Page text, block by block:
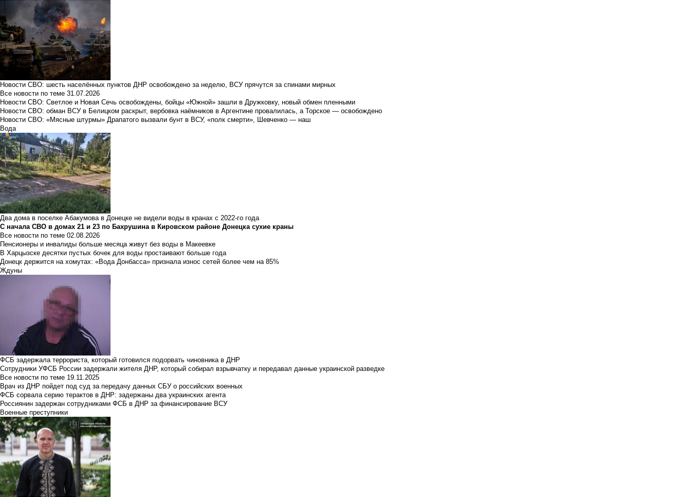
Новости СВО: шесть населённых пунктов ДНР освобождено за неделю, ВСУ прячутся за спинами мирных
Все новости по теме 31.07.2026
Новости СВО: Светлое и Новая Сечь освобождены, бойцы «Южной» зашли в Дружковку, новый обмен пленными
Новости СВО: обман ВСУ в Белицком раскрыт, вербовка наёмников в Аргентине провалилась, а Торское — освобождено
Новости СВО: «Мясные штурмы» Драпатого вызвали бунт в ВСУ, «полк смерти», Шевченко — наш
Вода
Два дома в поселке Абакумова в Донецке не видели воды в кранах с 2022-го года
С начала СВО в домах 21 и 23 по Бахрушина в Кировском районе Донецка сухие краны
Все новости по теме 02.08.2026
Пенсионеры и инвалиды больше месяца живут без воды в Макеевке
В Харцызске десятки пустых бочек для воды простаивают больше года
Донецк держится на хомутах: «Вода Донбасса» признала износ сетей более чем на 85%
Ждуны
ФСБ задержала террориста, который готовился подорвать чиновника в ДНР
Сотрудники УФСБ России задержали жителя ДНР, который собирал взрывчатку и передавал данные украинской разведке
Все новости по теме 19.11.2025
Врач из ДНР пойдет под суд за передачу данных СБУ о российских военных
ФСБ сорвала серию терактов в ДНР: задержаны два украинских агента
Россиянин задержан сотрудниками ФСБ в ДНР за финансирование ВСУ
Военные преступники